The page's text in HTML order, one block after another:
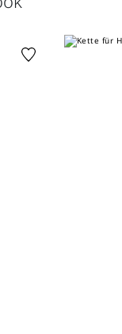
°c; nicht
die
die
bügeleffektes